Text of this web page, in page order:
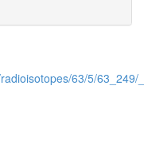
63/5/63_249/